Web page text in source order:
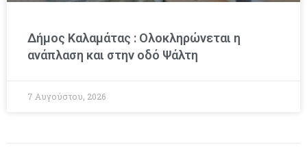
Δήμος Καλαμάτας : Ολοκληρώνεται η
ανάπλαση και στην οδό Ψάλτη
7 Αυγούστου, 2026